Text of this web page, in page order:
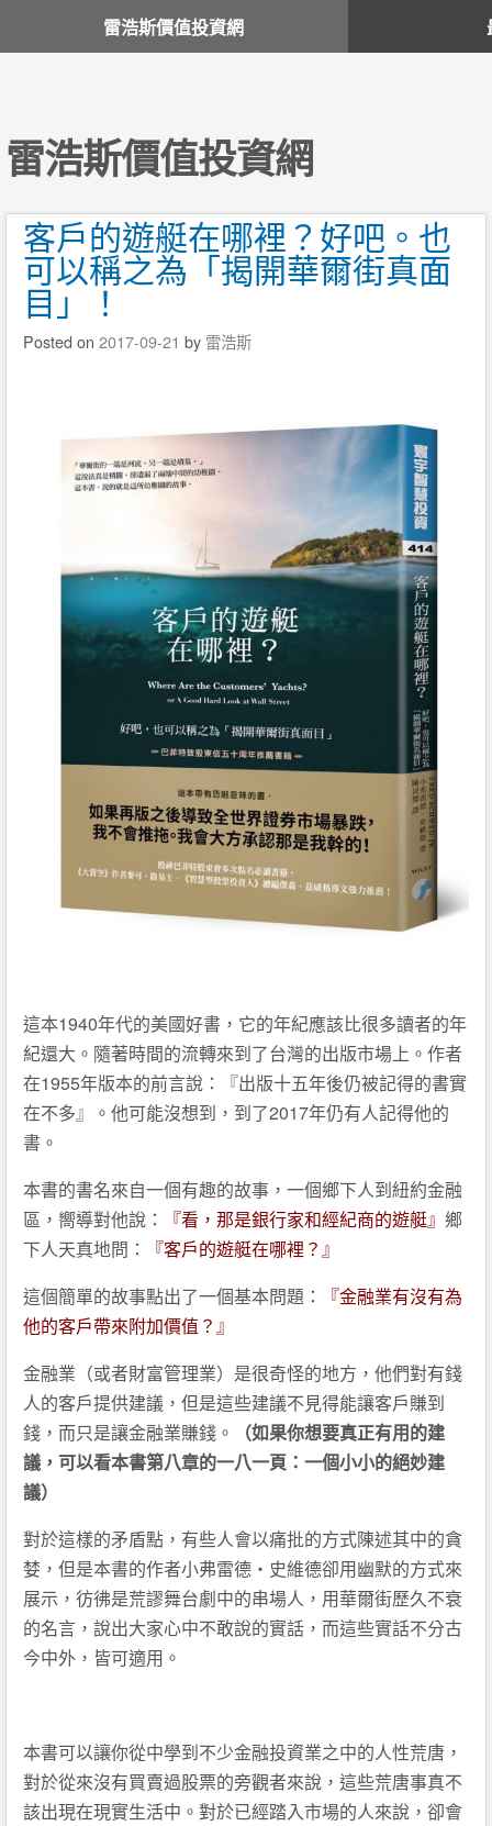
雷浩斯價值投資網
雷浩斯價值投資網
客戶的遊艇在哪裡？好吧。也
可以稱之為「揭開華爾街真面
目」！
Posted on 2017-09-21 by 雷浩斯
這本1940年代的美國好書，它的年紀應該比很多讀者的年
紀還大。隨著時間的流轉來到了台灣的出版市場上。作者
在1955年版本的前言說：『出版十五年後仍被記得的書實
在不多』。他可能沒想到，到了2017年仍有人記得他的
書。
本書的書名來自一個有趣的故事，一個鄉下人到紐約金融
區，嚮導對他說：
『看，那是銀行家和經紀商的遊艇』 鄉
下人天真地問：
『客戶的遊艇在哪裡？』
這個簡單的故事點出了一個基本問題：
『金融業有沒有為
他的客戶帶來附加價值？』
金融業（或者財富管理業）是很奇怪的地方，他們對有錢
人的客戶提供建議，但是這些建議不見得能讓客戶賺到
錢，而只是讓金融業賺錢。
（如果你想要真正有用的建
議，可以看本書第八章的一八一頁：一個小小的絕妙建
議）
對於這樣的矛盾點，有些人會以痛批的方式陳述其中的貪
婪，但是本書的作者小弗雷德・史維德卻用幽默的方式來
展示，彷彿是荒謬舞台劇中的串場人，用華爾街歷久不衰
的名言，說出大家心中不敢說的實話，而這些實話不分古
今中外，皆可適用。
本書可以讓你從中學到不少金融投資業之中的人性荒唐，
對於從來沒有買賣過股票的旁觀者來說，這些荒唐事真不
該出現在現實生活中。對於已經踏入市場的人來說，卻會